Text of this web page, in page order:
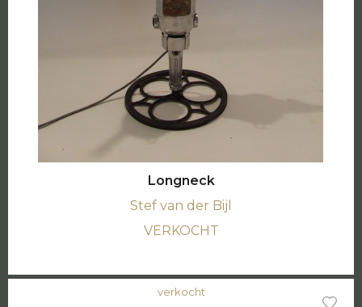
Longneck
Stef van der Bijl
VERKOCHT
verkocht